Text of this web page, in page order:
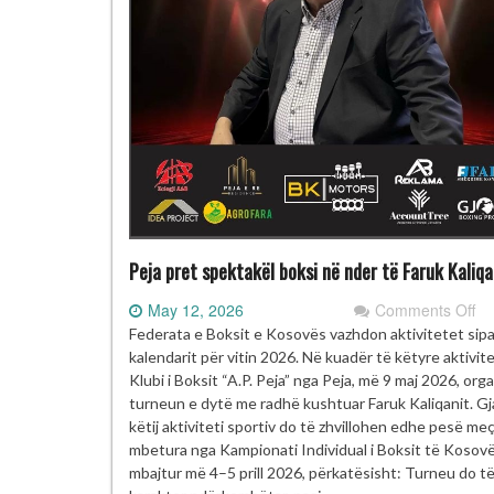
Peja pret spektakël boksi në nder të Faruk
May 12, 2026 Comments Offon
në
të
Federata e Boksit e Kosovës vazhdon aktivitetet
kalendarit për vitin 2026. Në kuadër të këtyre
Klubi i Boksit “A.P. Peja” nga Peja, më 9 maj 2026,
turneun e dytë me radhë kushtuar Faruk Kaliqanit.
këtij aktiviteti sportiv do të zhvillohen edhe pesë
mbetura nga Kampionati Individual i Boksit të
mbajtur më 4–5 prill 2026, përkatësisht: Turneu do